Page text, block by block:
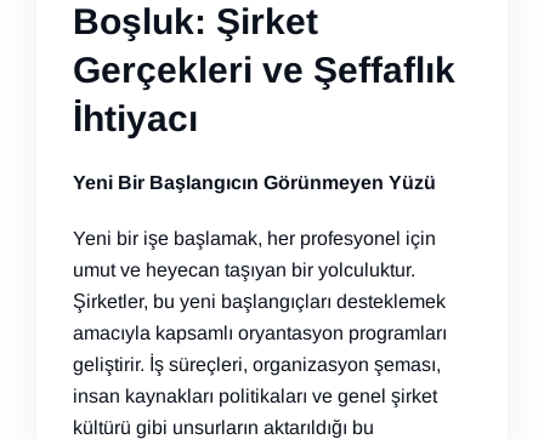
Boşluk: Şirket
Gerçekleri ve Şeffaflık
İhtiyacı
Yeni Bir Başlangıcın Görünmeyen Yüzü
Yeni bir işe başlamak, her profesyonel için
umut ve heyecan taşıyan bir yolculuktur.
Şirketler, bu yeni başlangıçları desteklemek
amacıyla kapsamlı oryantasyon programları
geliştirir. İş süreçleri, organizasyon şeması,
insan kaynakları politikaları ve genel şirket
kültürü gibi unsurların aktarıldığı bu